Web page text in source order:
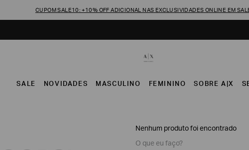
CUPOM SALE10: +10% OFF ADICIONAL NAS EXCLUSIVIDADES ONLINE EM
SALE NOVIDADES MASCULINO FEMININO SOBRE A|X
Nenhum produto foi encontrado
O que eu faço?